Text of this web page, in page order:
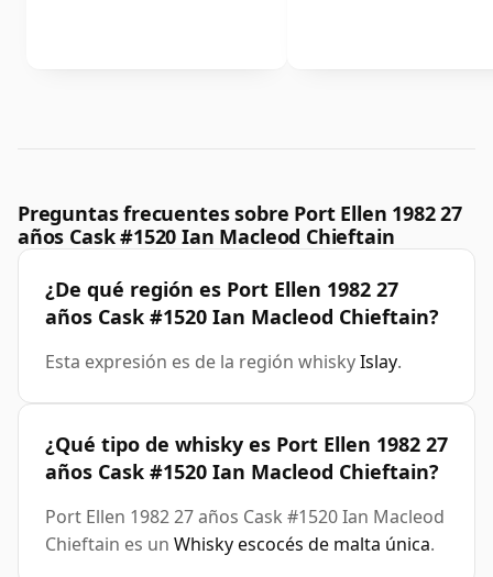
Preguntas frecuentes sobre Port Ellen 1982 27
años Cask #1520 Ian Macleod Chieftain
¿De qué región es Port Ellen 1982 27
años Cask #1520 Ian Macleod Chieftain?
Esta expresión es de la región whiskyIslay.
¿Qué tipo de whisky es Port Ellen 1982 27
años Cask #1520 Ian Macleod Chieftain?
Port Ellen 1982 27 años Cask #1520 Ian Macleod
Chieftain es un Whisky escocés de malta única.